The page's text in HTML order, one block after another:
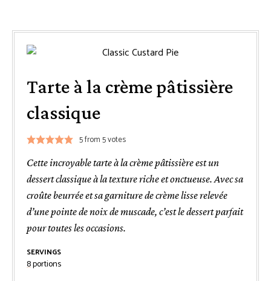
Tarte à la crème pâtissière
classique
5from5votes
Cette incroyable tarte à la crème pâtissière est un
dessert classique à la texture riche et onctueuse. Avec sa
croûte beurrée et sa garniture de crème lisse relevée
d’une pointe de noix de muscade, c’est le dessert parfait
pour toutes les occasions.
SERVINGS
8portions